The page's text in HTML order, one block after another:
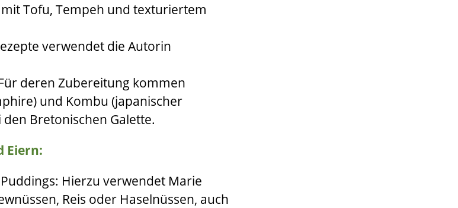
Tofu, Tempeh und texturiertem
verwendet die Autorin
deren Zubereitung kommen
und Kombu (japanischer
den Bretonischen Galette.
Eiern:
Hierzu verwendet Marie
Reis oder Haselnüssen, auch